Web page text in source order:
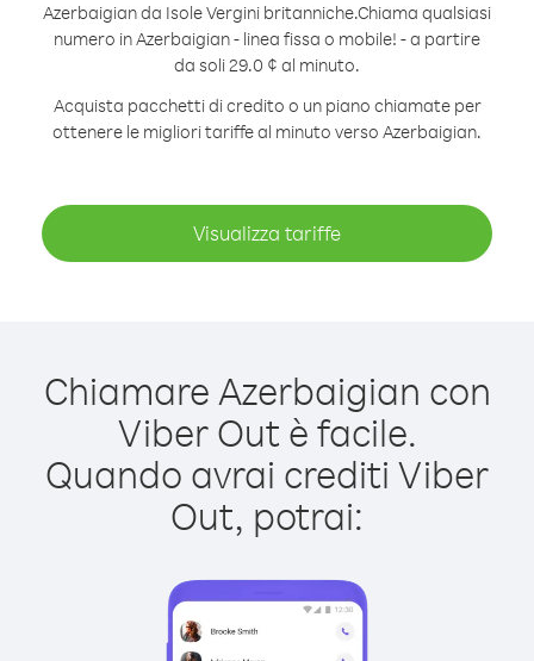
Azerbaigian da Isole Vergini britanniche.Chiama qualsiasi
numero in Azerbaigian - linea fissa o mobile! - a partire
da soli 29.0 ¢ al minuto.
Acquista pacchetti di credito o un piano chiamate per
ottenere le migliori tariffe al minuto verso Azerbaigian.
Visualizza tariffe
Chiamare Azerbaigian con
Viber Out è facile.
Quando avrai crediti Viber
Out, potrai: